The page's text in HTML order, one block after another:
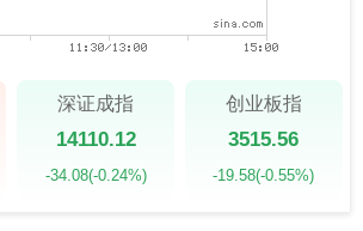
深证成指
14110.12
-34.08(-0.24%)
创业板指
3515.56
-19.58(-0.55%)